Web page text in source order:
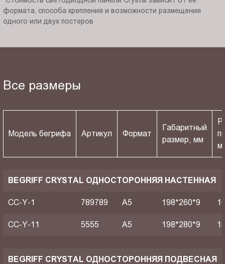
формата, способа крепления и возможности размещения
одного или двух постеров
Все размеры
Модель бегрифа Артикул Формат
Габаритный
размер, мм
BEGRIFF CRYSTAL ОДНОСТОРОННЯЯ НАСТЕННАЯ
CC-Y-1 789789 A5 198*260*9
CC-Y-11 5555 A5 198*280*9
BEGRIFF CRYSTAL ОДНОСТОРОННЯЯ ПОДВЕСНАЯ